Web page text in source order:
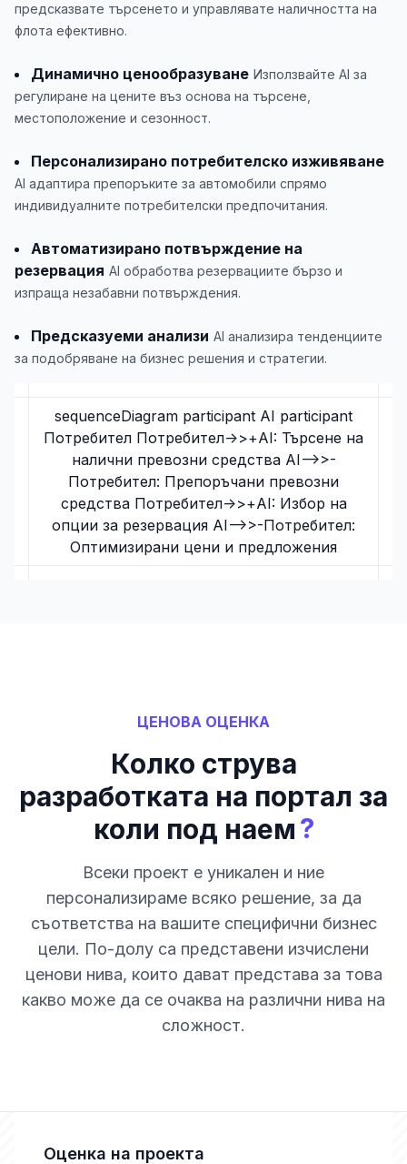
sequenceDiagram participant AI participant
Потребител Потребител->>+AI: Търсене на
налични превозни средства AI-->>-
Потребител: Препоръчани превозни
средства Потребител->>+AI: Избор на
опции за резервация AI-->>-Потребител:
Оптимизирани цени и предложения
предсказвате търсенето и управлявате наличността на
флота ефективно.
Динамично ценообразуване Използвайте AI за
регулиране на цените въз основа на търсене,
местоположение и сезонност.
Персонализирано потребителско изживяване
AI адаптира препоръките за автомобили спрямо
индивидуалните потребителски предпочитания.
Автоматизирано потвърждение на
резервация AI обработва резервациите бързо и
изпраща незабавни потвърждения.
Предсказуеми анализи AI анализира тенденциите
за подобряване на бизнес решения и стратегии.
ЦЕНОВА ОЦЕНКА
Колко струва
разработката на портал за
коли под наем?
Всеки проект е уникален и ние
персонализираме всяко решение, за да
съответства на вашите специфични бизнес
цели. По-долу са представени изчислени
ценови нива, които дават представа за това
какво може да се очаква на различни нива на
сложност.
Оценка на проекта